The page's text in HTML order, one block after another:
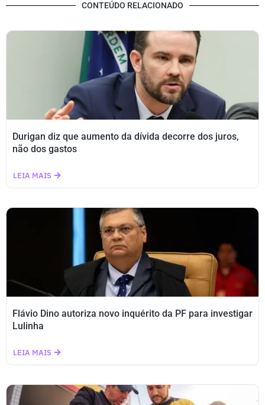
CONTEÚDO RELACIONADO
Durigan diz que aumento da dívida decorre dos juros,
não dos gastos
LEIA MAIS
Flávio Dino autoriza novo inquérito da PF para investigar
Lulinha
LEIA MAIS